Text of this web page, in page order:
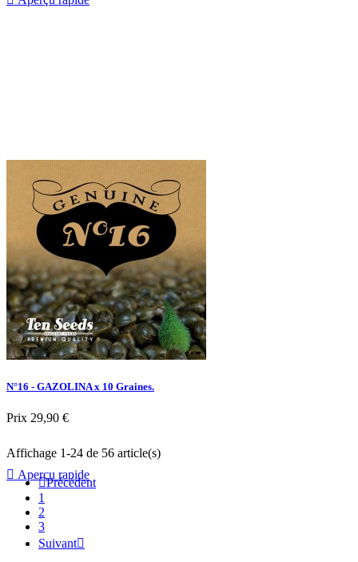
N°16 - GAZOLINA x 10 Graines.
Prix 29,90 €
 Aperçu rapide
Affichage 1-24 de 56 article(s)
Précédent
1
2
3
Suivant